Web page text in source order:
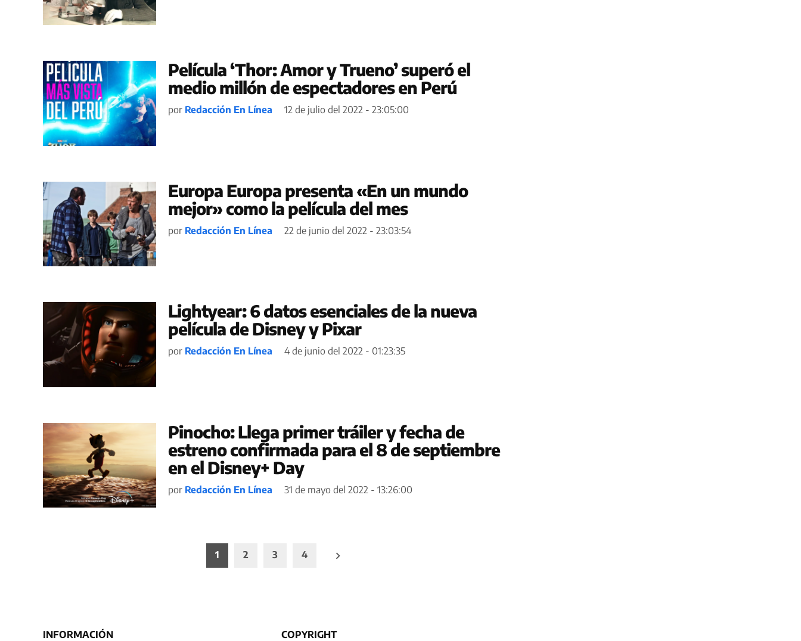
Película ‘Thor: Amor y Trueno’ superó el
medio millón de espectadores en Perú
por Redacción En Línea 12 de julio del 2022 - 23:05:00
Europa Europa presenta «En un mundo
mejor» como la película del mes
por Redacción En Línea 22 de junio del 2022 - 23:03:54
Lightyear: 6 datos esenciales de la nueva
película de Disney y Pixar
por Redacción En Línea 4 de junio del 2022 - 01:23:35
Pinocho: Llega primer tráiler y fecha de
estreno confirmada para el 8 de septiembre
en el Disney+ Day
por Redacción En Línea 31 de mayo del 2022 - 13:26:00
1 2 3 4
INFORMACIÓN COPYRIGHT